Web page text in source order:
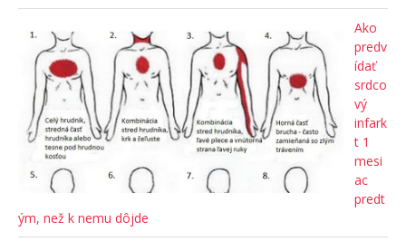
Ako
predv
ídať
srdco
vý
infark
t 1
mesi
ac
predt
ým, než k nemu dôjde